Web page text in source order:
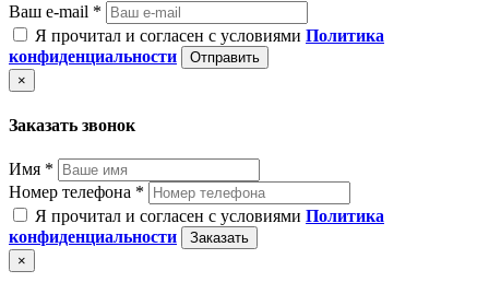
Ваш e-mail *
Я прочитал и согласен с условиями Политика
конфиденциальности
Отправить
×
Заказать звонок
Имя *
Номер телефона *
Я прочитал и согласен с условиями Политика
конфиденциальности
Заказать
×